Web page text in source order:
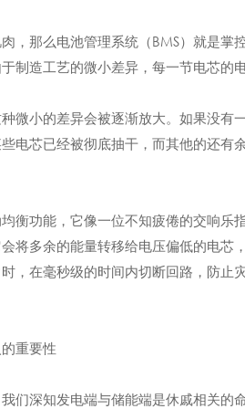
，那么电池管理系统（BMS）就是
制造工艺的微小差异，每一节电芯的
微小的差异会被逐渐放大。如果没
电芯已经被彻底抽干，而其他的还有
衡功能，它像一位不知疲倦的交响
将多余的能量转移给电压偏低的电芯
，在毫秒级的时间内切断回路，防止
重要性
们深知发电端与储能端是休戚相关